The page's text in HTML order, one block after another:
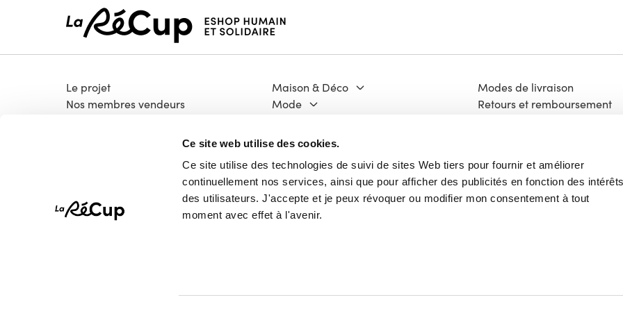
Ce site web utilise des cookies.
Ce site utilise des technologies de suivi de sites Web tiers pour fournir et améliorer
continuellement nos services, ainsi que pour afficher des publicités en fonction des intérêts
des utilisateurs. J'accepte et je peux révoquer ou modifier mon consentement à tout
moment avec effet à l'avenir.
Le projet
Nos membres vendeurs
Maison & Déco
Mode
Bricolage & Matériaux
Vélos
High-Tech
Pépites
Modes de livraison
Retours et remboursement
Mentions légales
Vie Privée
Charte Cookies